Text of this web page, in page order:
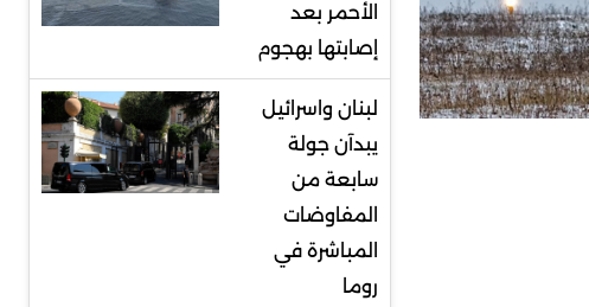
الأحمر بعد
إصابتها بهجوم
لبنان واسرائيل
يبدآن جولة
سابعة من
المفاوضات
المباشرة في
روما